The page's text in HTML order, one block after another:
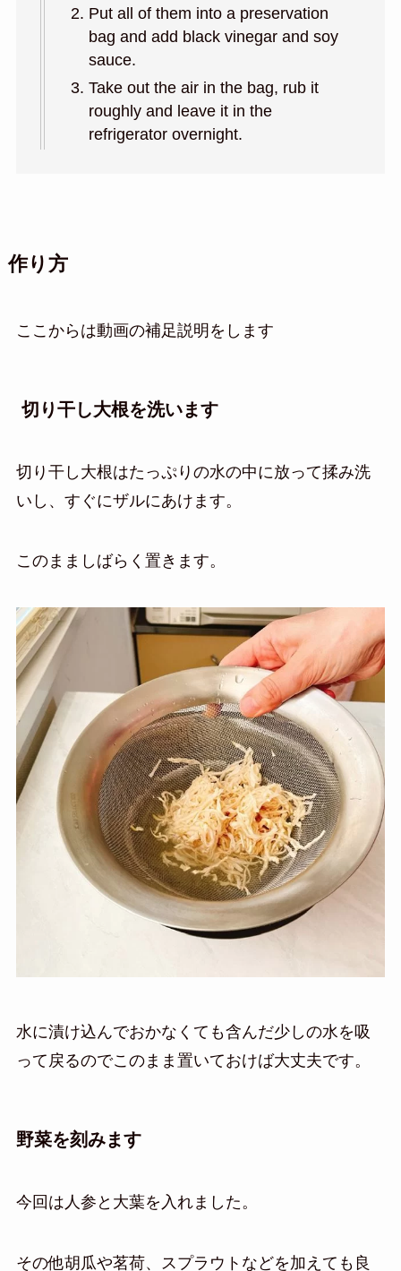
Put all of them into a preservation
bag and add black vinegar and soy
sauce.
Take out the air in the bag, rub it
roughly and leave it in the
refrigerator overnight.
作り方
ここからは動画の補足説明をします
切り干し大根を洗います
切り干し大根はたっぷりの水の中に放って揉み洗
いし、すぐにザルにあけます。
このまましばらく置きます。
水に漬け込んでおかなくても含んだ少しの水を吸
って戻るのでこのまま置いておけば大丈夫です。
野菜を刻みます
今回は人参と大葉を入れました。
その他胡瓜や茗荷、スプラウトなどを加えても良